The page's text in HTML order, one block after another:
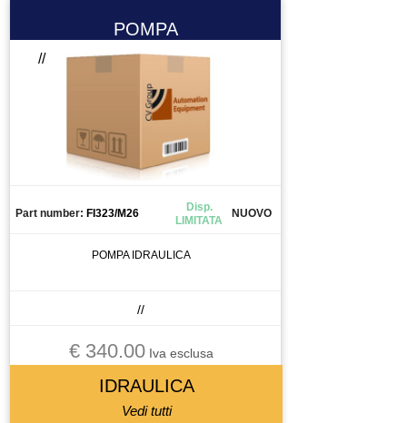
POMPA
//
Part number: FI323/M26
Disp.
LIMITATA
NUOVO
POMPA IDRAULICA
//
€ 340.00Iva esclusa
IDRAULICA
Vedi tutti